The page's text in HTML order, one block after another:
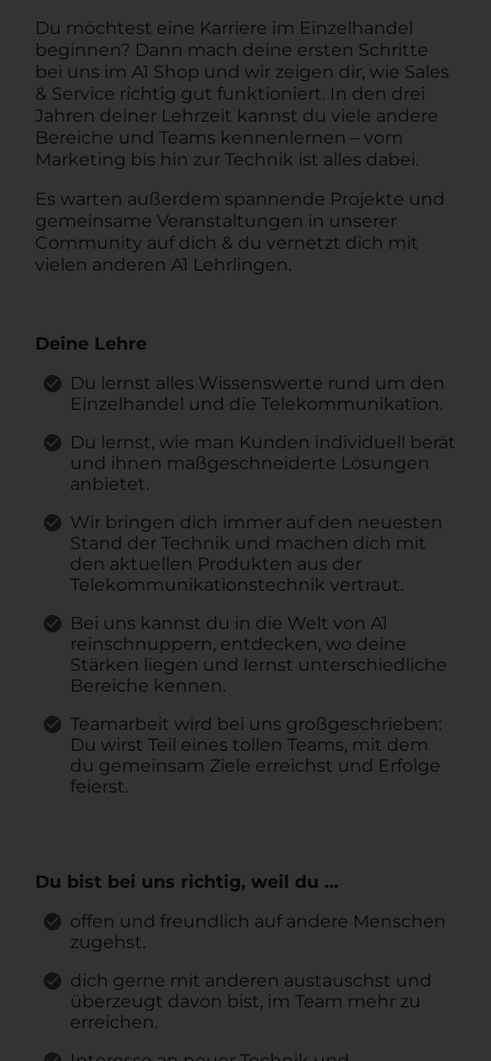
Du möchtest eine Karriere im Einzelhandel
beginnen? Dann mach deine ersten Schritte
bei uns im A1 Shop und wir zeigen dir, wie Sales
& Service richtig gut funktioniert. In den drei
Jahren deiner Lehrzeit kannst du viele andere
Bereiche und Teams kennenlernen – vom
Marketing bis hin zur Technik ist alles dabei.
Es warten außerdem spannende Projekte und
gemeinsame Veranstaltungen in unserer
Community auf dich & du vernetzt dich mit
vielen anderen A1 Lehrlingen.
Deine Lehre
Du lernst alles Wissenswerte rund um den
Einzelhandel und die Telekommunikation.
Du lernst, wie man Kunden individuell berät
und ihnen maßgeschneiderte Lösungen
anbietet.
Wir bringen dich immer auf den neuesten
Stand der Technik und machen dich mit
den aktuellen Produkten aus der
Telekommunikationstechnik vertraut.
Bei uns kannst du in die Welt von A1
reinschnuppern, entdecken, wo deine
Stärken liegen und lernst unterschiedliche
Bereiche kennen.
Teamarbeit wird bei uns großgeschrieben:
Du wirst Teil eines tollen Teams, mit dem
du gemeinsam Ziele erreichst und Erfolge
feierst.
Du bist bei uns richtig, weil du …
offen und freundlich auf andere Menschen
zugehst.
dich gerne mit anderen austauschst und
überzeugt davon bist, im Team mehr zu
erreichen.